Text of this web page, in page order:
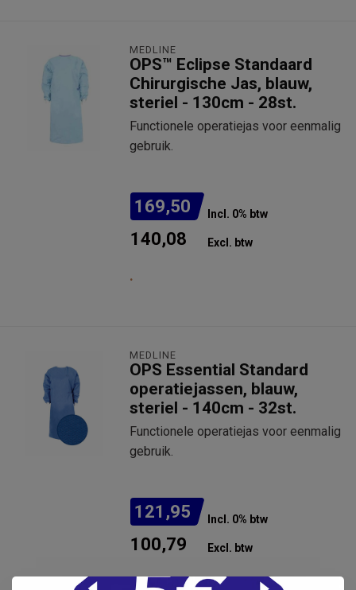
MEDLINE
OPS™ Eclipse Standaard
Chirurgische Jas, blauw,
steriel - 130cm - 28st.
Functionele operatiejas voor eenmalig
gebruik.
169,50 Incl. 0% btw
140,08 Excl. btw
.
MEDLINE
OPS Essential Standard
operatiejassen, blauw,
steriel - 140cm - 32st.
Functionele operatiejas voor eenmalig
gebruik.
121,95 Incl. 0% btw
100,79 Excl. btw
.